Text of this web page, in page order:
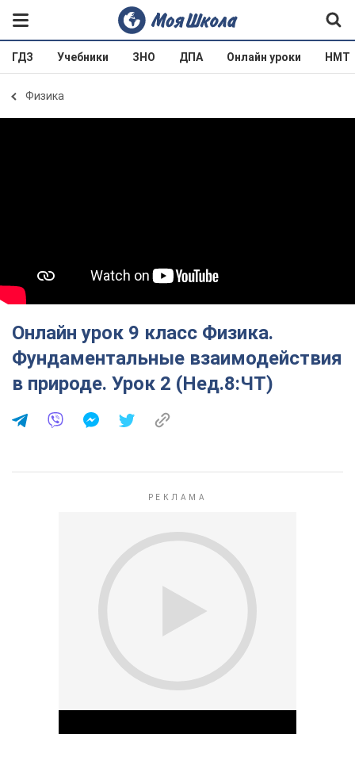
ГДЗ Учебники ЗНО ДПА Онлайн уроки НМТ
Физика
Онлайн урок 9 класс Физика.
Фундаментальные взаимодействия
в природе. Урок 2 (Нед.8:ЧТ)